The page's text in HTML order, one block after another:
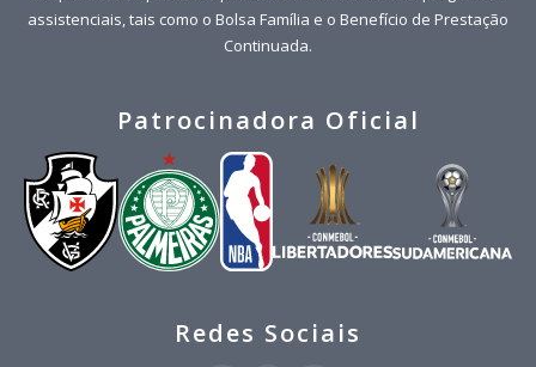
assistenciais, tais como o Bolsa Família e o Benefício de Prestação
Continuada.
Patrocinadora Oficial
Redes Sociais